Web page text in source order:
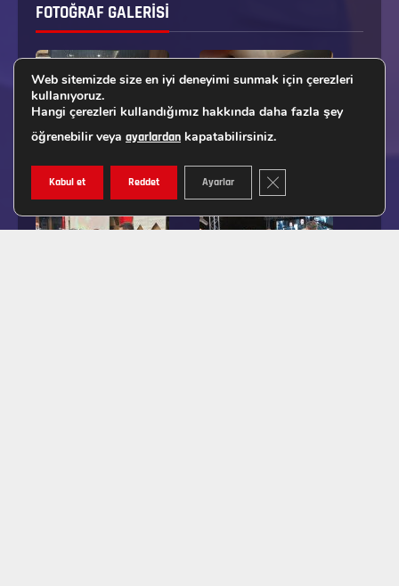
FOTOĞRAF GALERISI
Web sitemizde size en iyi deneyimi sunmak için çerezleri
kullanıyoruz.
Hangi çerezleri kullandığımız hakkında daha fazla şey
öğrenebilir veya ayarlardan kapatabilirsiniz.
Kabul et Reddet Ayarlar GDPR ÇEREZ ŞERIDINI